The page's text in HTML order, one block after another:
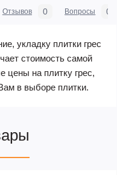
Отзывов 0 Вопросы 0
укладку плитки грес
стоимость самой
цены на плитку грес,
в выборе плитки.